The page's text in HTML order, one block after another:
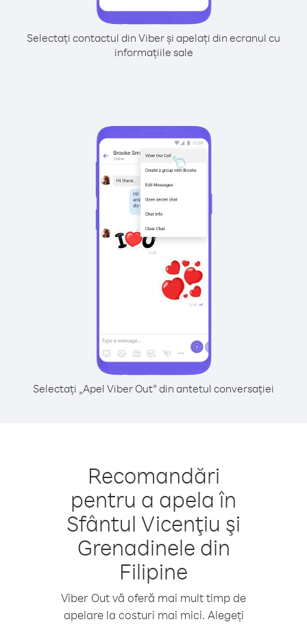
Selectați contactul din Viber și apelați din ecranul cu
informațiile sale
Selectați „Apel Viber Out” din antetul conversației
Recomandări
pentru a apela în
Sfântul Vicenţiu şi
Grenadinele din
Filipine
Viber Out vă oferă mai mult timp de
apelare la costuri mai mici. Alegeți